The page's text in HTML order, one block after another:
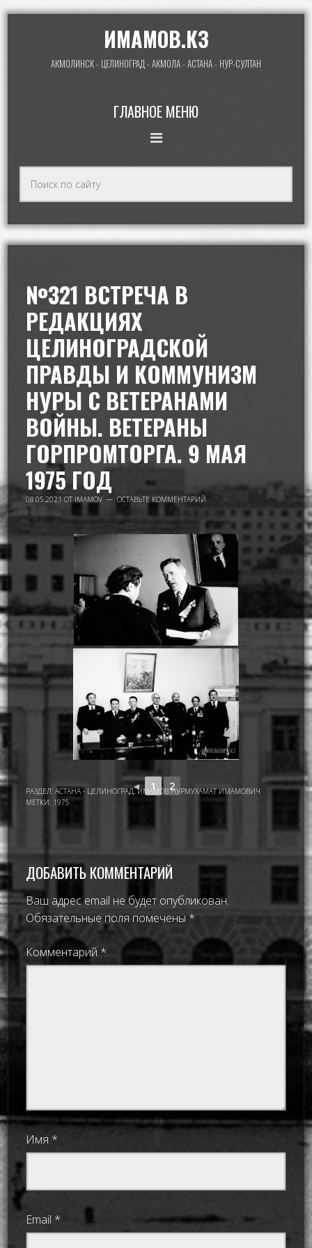
ИМАМОВ.КЗ
АКМОЛИНСК - ЦЕЛИНОГРАД - АКМОЛА - АСТАНА - НУР-СУЛТАН
ГЛАВНОЕ МЕНЮ
№321 ВСТРЕЧА В
РЕДАКЦИЯХ
ЦЕЛИНОГРАДСКОЙ
ПРАВДЫ И КОММУНИЗМ
НУРЫ С ВЕТЕРАНАМИ
ВОЙНЫ. ВЕТЕРАНЫ
ГОРПРОМТОРГА. 9 МАЯ
1975 ГОД
08.05.2021 ОТ IMAMOV ОСТАВЬТЕ КОММЕНТАРИЙ
◄ 1 2
РАЗДЕЛ:АСТАНА - ЦЕЛИНОГРАД,ИМАМОВ НУРМУХАМАТ ИМАМОВИЧ
МЕТКИ: 1975
ДОБАВИТЬ КОММЕНТАРИЙ
Ваш адрес email не будет опубликован.
Обязательные поля помечены *
Комментарий *
Имя *
Email *